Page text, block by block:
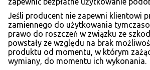
Jeśli producent nie zapewni klientowi
zamiennego do użytkowania
prawo do roszczeń w związku ze
powstały ze względu na brak
produktu od momentu, w którym
wymiany, do momentu ich wykonania.